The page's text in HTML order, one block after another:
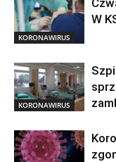
KORONAWIRUS
W
KORONAWIRUS